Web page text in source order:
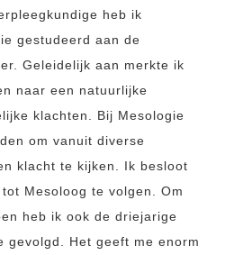
heb ik
gestudeerd aan de
Geleidelijk aan merkte ik
naar een natuurlijke
klachten. Bij Mesologie
om vanuit diverse
klacht te kijken. Ik besloot
Mesoloog te volgen. Om
heb ik ook de driejarige
gevolgd. Het geeft me enorm